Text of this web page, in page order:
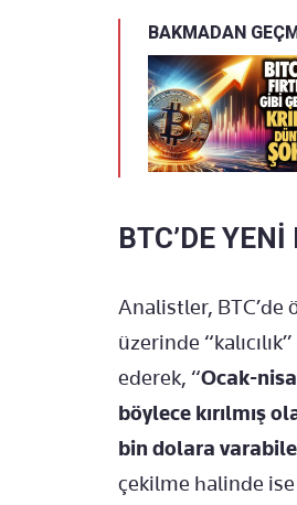
BAKMADAN
BTC’DE YENİ
Analistler, BTC’de
üzerinde
ederek, “Ocak-
böylece kırılmış
bin dolara
çekilme halinde